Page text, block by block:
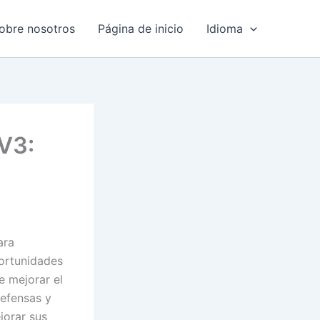
nosotros Página de inicio Idioma
mejorar el
y
sus